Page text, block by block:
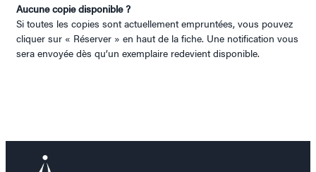
Aucune copie disponible ?
Si toutes les copies sont actuellement empruntées, vous pouvez
cliquer sur « Réserver » en haut de la fiche. Une notification vous
sera envoyée dès qu’un exemplaire redevient disponible.